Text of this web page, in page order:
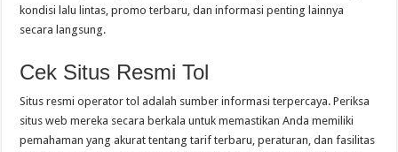
kondisi lalu lintas, promo terbaru, dan informasi penting lainnya
secara langsung.
Cek Situs Resmi Tol
Situs resmi operator tol adalah sumber informasi terpercaya. Periksa
situs web mereka secara berkala untuk memastikan Anda memiliki
pemahaman yang akurat tentang tarif terbaru, peraturan, dan fasilitas